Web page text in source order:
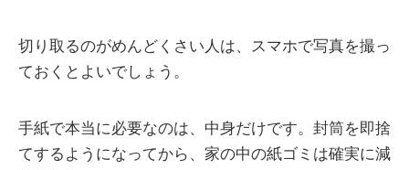
切り取るのがめんどくさい人は、スマホで写真を撮っ
ておくとよいでしょう。
手紙で本当に必要なのは、中身だけです。封筒を即捨
てするようになってから、家の中の紙ゴミは確実に減